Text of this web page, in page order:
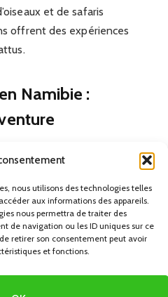
nous utilisons des technologies telles
aux informations des appareils.
nous permettra de traiter des
de navigation ou les ID uniques sur ce
retirer son consentement peut avoir
et fonctions.
et de safaris
offrent des expériences
Namibie :
de types de voyages
vous soyez en quête d’un
haut de gamme ou
le pays s’adapte à vos
sans hébergement sont
qui souhaitent une